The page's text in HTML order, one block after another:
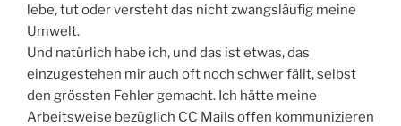
lebe, tut oder versteht das nicht zwangsläufig meine
Umwelt.
Und natürlich habe ich, und das ist etwas, das
einzugestehen mir auch oft noch schwer fällt, selbst
den grössten Fehler gemacht. Ich hätte meine
Arbeitsweise bezüglich CC Mails offen kommunizieren